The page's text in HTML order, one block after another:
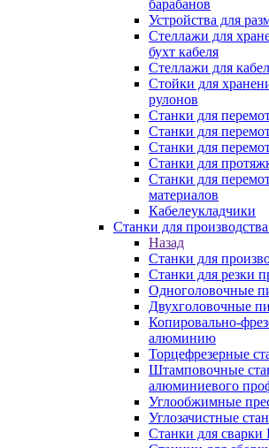
барабанов
Устройства для
Стеллажи для
бухт кабеля
Стеллажи для
Стойки для
рулонов
Станки для
Станки для
Станки для
Станки для
Станки для
материалов
Кабелеукладчики
Станки для
Назад
Станки для
Станки для резки
Одноголовочные
Двухголовочные
Копировально-
алюминию
Торцефрезерные
Штамповочные
алюминиевого
Углообжимные
Углозачистные
Станки для